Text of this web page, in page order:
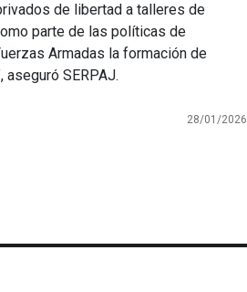
de libertad a talleres de
parte de las políticas de
Armadas la formación de
SERPAJ.
28/01/2026